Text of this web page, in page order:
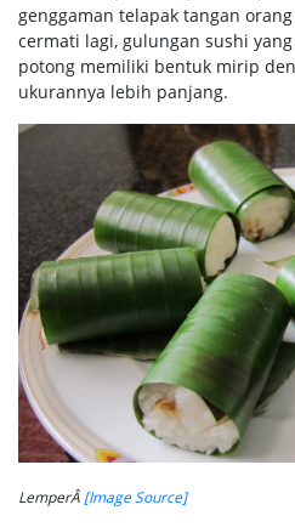
genggaman telapak tangan
cermati lagi, gulungan sushi
potong memiliki bentuk mirip
ukurannya lebih panjang.
LemperÂ [Image Source]